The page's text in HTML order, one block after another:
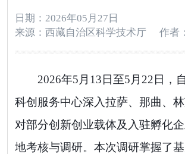
日期：2026年05月27日
来源：西藏自治区科学技术厅
作者：
2026年5 月 13日至5 月 22日 ，
科创服务中心深入拉萨、那曲、林
对部分创新创业载体及入驻孵化
地考核与调研。本次调研掌握了